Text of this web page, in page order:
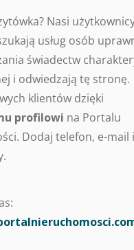
Nasi
usług osób
świadectw
i odwiedzają tę stronę.
klientów dzięki
profilowi na Portalu
Dodaj telefon, e-mail